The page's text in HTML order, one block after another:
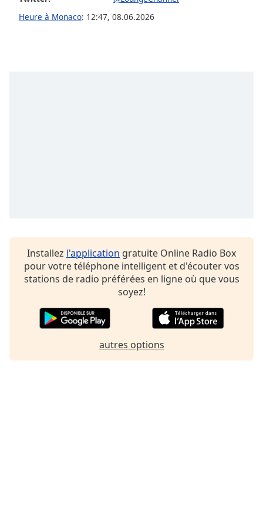
FamilyHeure à Monaco: 12:47, 08.06.2026
Installez l'application gratuite Online Radio Box
pour votre téléphone intelligent et d'écouter vos
stations de radio préférées en ligne où que vous
soyez!
autres options